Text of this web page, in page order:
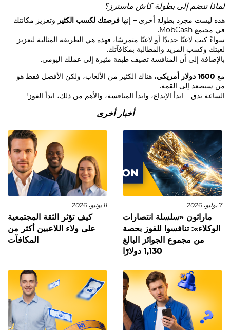
لماذا تنضم إلى بطولة كاش ماسترز؟
هذه ليست مجرد بطولة أخرى – إنها فرصتك لكسب الكثير وتعزيز مكانتك
في مجتمع MobCash.
سواءً كنت لاعبًا جديدًا أو لاعبًا متمرسًا، فهذه هي الطريقة المثالية لتعزيز
لعبتك وكسب المزيد والمطالبة بمكافآتك.
بالإضافة إلى أن المنافسة تضيف طبقة مثيرة إلى عملك اليومي.
مع 1600 دولار أمريكي
، هناك الكثير من الألعاب، ولكن الأفضل فقط هو
من سيصعد إلى القمة.
الساعة تدق – ابدأ الإيداع، وابدأ المنافسة، والأهم من ذلك، ابدأ الفوز!
أخبار أخرى
7 يوليو، 2026
ماراثون «سلسلة انتصارات
الوكلاء»: تنافسوا للفوز بحصة
من مجموع الجوائز البالغ
1,130 دولارًا
11 يونيو، 2026
كيف تؤثر الثقة المجتمعية
على ولاء اللاعبين أكثر من
المكافآت